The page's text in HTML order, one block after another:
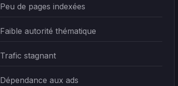
Peu de pages indexées
Faible autorité thématique
Trafic stagnant
Dépendance aux ads